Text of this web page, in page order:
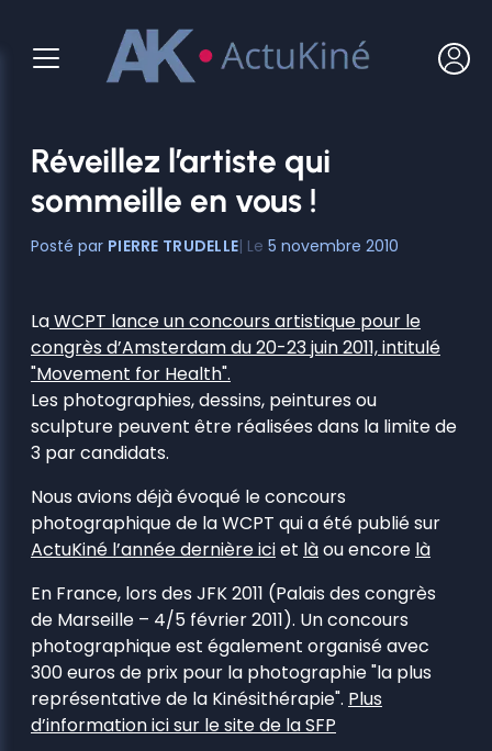
contenu
Réveillez l’artiste qui
sommeille en vous !
PIERRE TRUDELLE 5 novembre 2010
LaWCPT lance un concours artistique pour le
congrès d’Amsterdam du 20-23 juin 2011, intitulé
"Movement for Health".
Les photographies, dessins, peintures ou
sculpture peuvent être réalisées dans la limite de
3 par candidats.
Nous avions déjà évoqué le concours
photographique de la WCPT qui a été publié sur
ActuKiné l’année dernière iciet làou encore là
En France, lors des JFK 2011 (Palais des congrès
de Marseille – 4/5 février 2011). Un concours
photographique est également organisé avec
300 euros de prix pour la photographie "la plus
représentative de la Kinésithérapie". Plus
d’information ici sur le site de la SFP